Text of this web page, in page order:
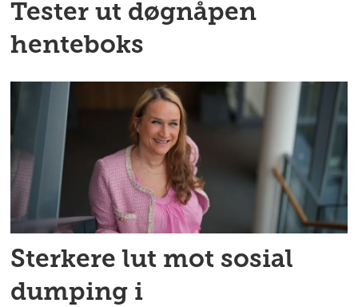
Tester ut døgnåpen
henteboks
Sterkere lut mot sosial
dumping i